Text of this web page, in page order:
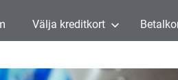
Välja kreditkort